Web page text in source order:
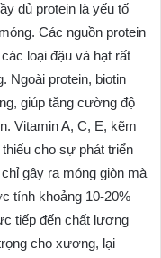
đủ protein là yếu tố
Các nguồn protein
loại đậu và hạt rất
Ngoài protein, biotin
giúp tăng cường độ
Vitamin A, C, E, kẽm
cho sự phát triển
gây ra móng giòn mà
tính khoảng 10-20%
tiếp đến chất lượng
cho xương, lại